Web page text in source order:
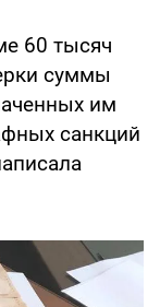
60 тысяч
суммы
им
санкций